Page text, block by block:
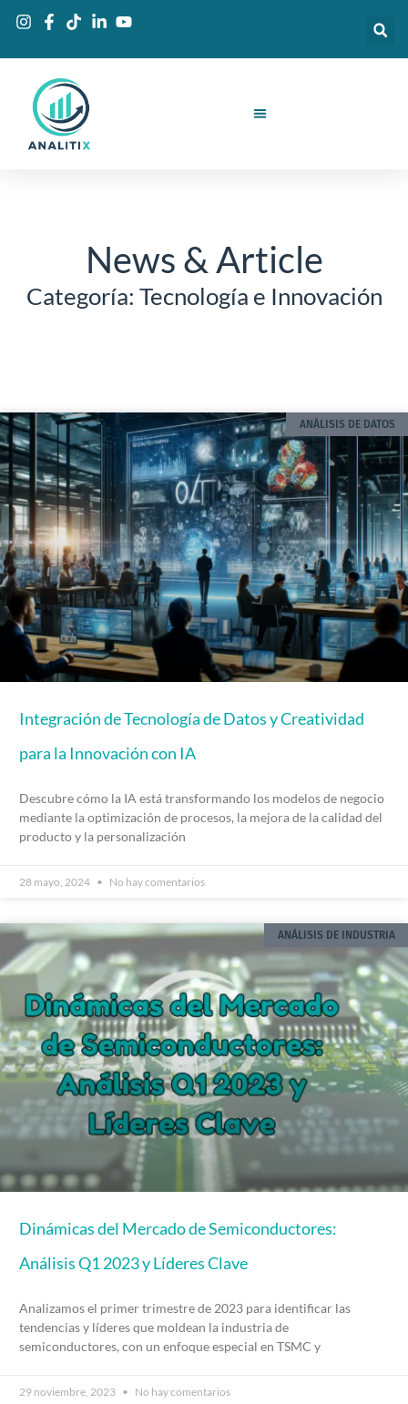
contenido
News & Article
Categoría: Tecnología e Innovación
ANÁLISIS DE DATOS
Integración de Tecnología de Datos y Creatividad
para la Innovación con IA
Descubre cómo la IA está transformando los modelos de negocio
mediante la optimización de procesos, la mejora de la calidad del
producto y la personalización
28 mayo, 2024 No hay comentarios
ANÁLISIS DE INDUSTRIA
Dinámicas del Mercado de Semiconductores:
Análisis Q1 2023 y Líderes Clave
Analizamos el primer trimestre de 2023 para identificar las
tendencias y líderes que moldean la industria de
semiconductores, con un enfoque especial en TSMC y
29 noviembre, 2023 No hay comentarios